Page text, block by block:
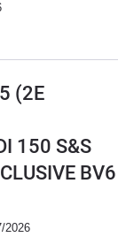
(2E
150 S&S
BV6
2026